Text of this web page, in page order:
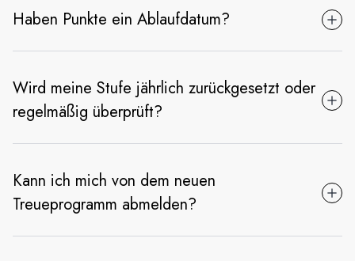
Haben Punkte ein Ablaufdatum?
Wird meine Stufe jährlich zurückgesetzt oder
regelmäßig überprüft?
Kann ich mich von dem neuen
Treueprogramm abmelden?